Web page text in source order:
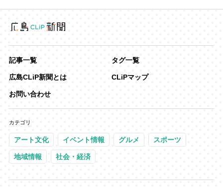
記事一覧 タグ一覧
広島CLiP新聞とは CLiPマップ
お問い合わせ
カテゴリ
アート文化 イベント情報 グルメ スポーツ
地域情報 社会・経済